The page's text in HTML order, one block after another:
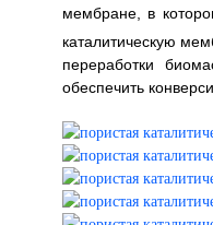
мембране, в
каталитическую
переработки
обеспечить